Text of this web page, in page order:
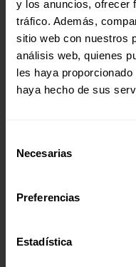
y los anuncios, ofrecer
tráfico. Además,
sitio web con nuestros
análisis web, quienes
les haya
haya hecho de sus
Necesarias
Preferencias
Estadística
«Un Mundo en